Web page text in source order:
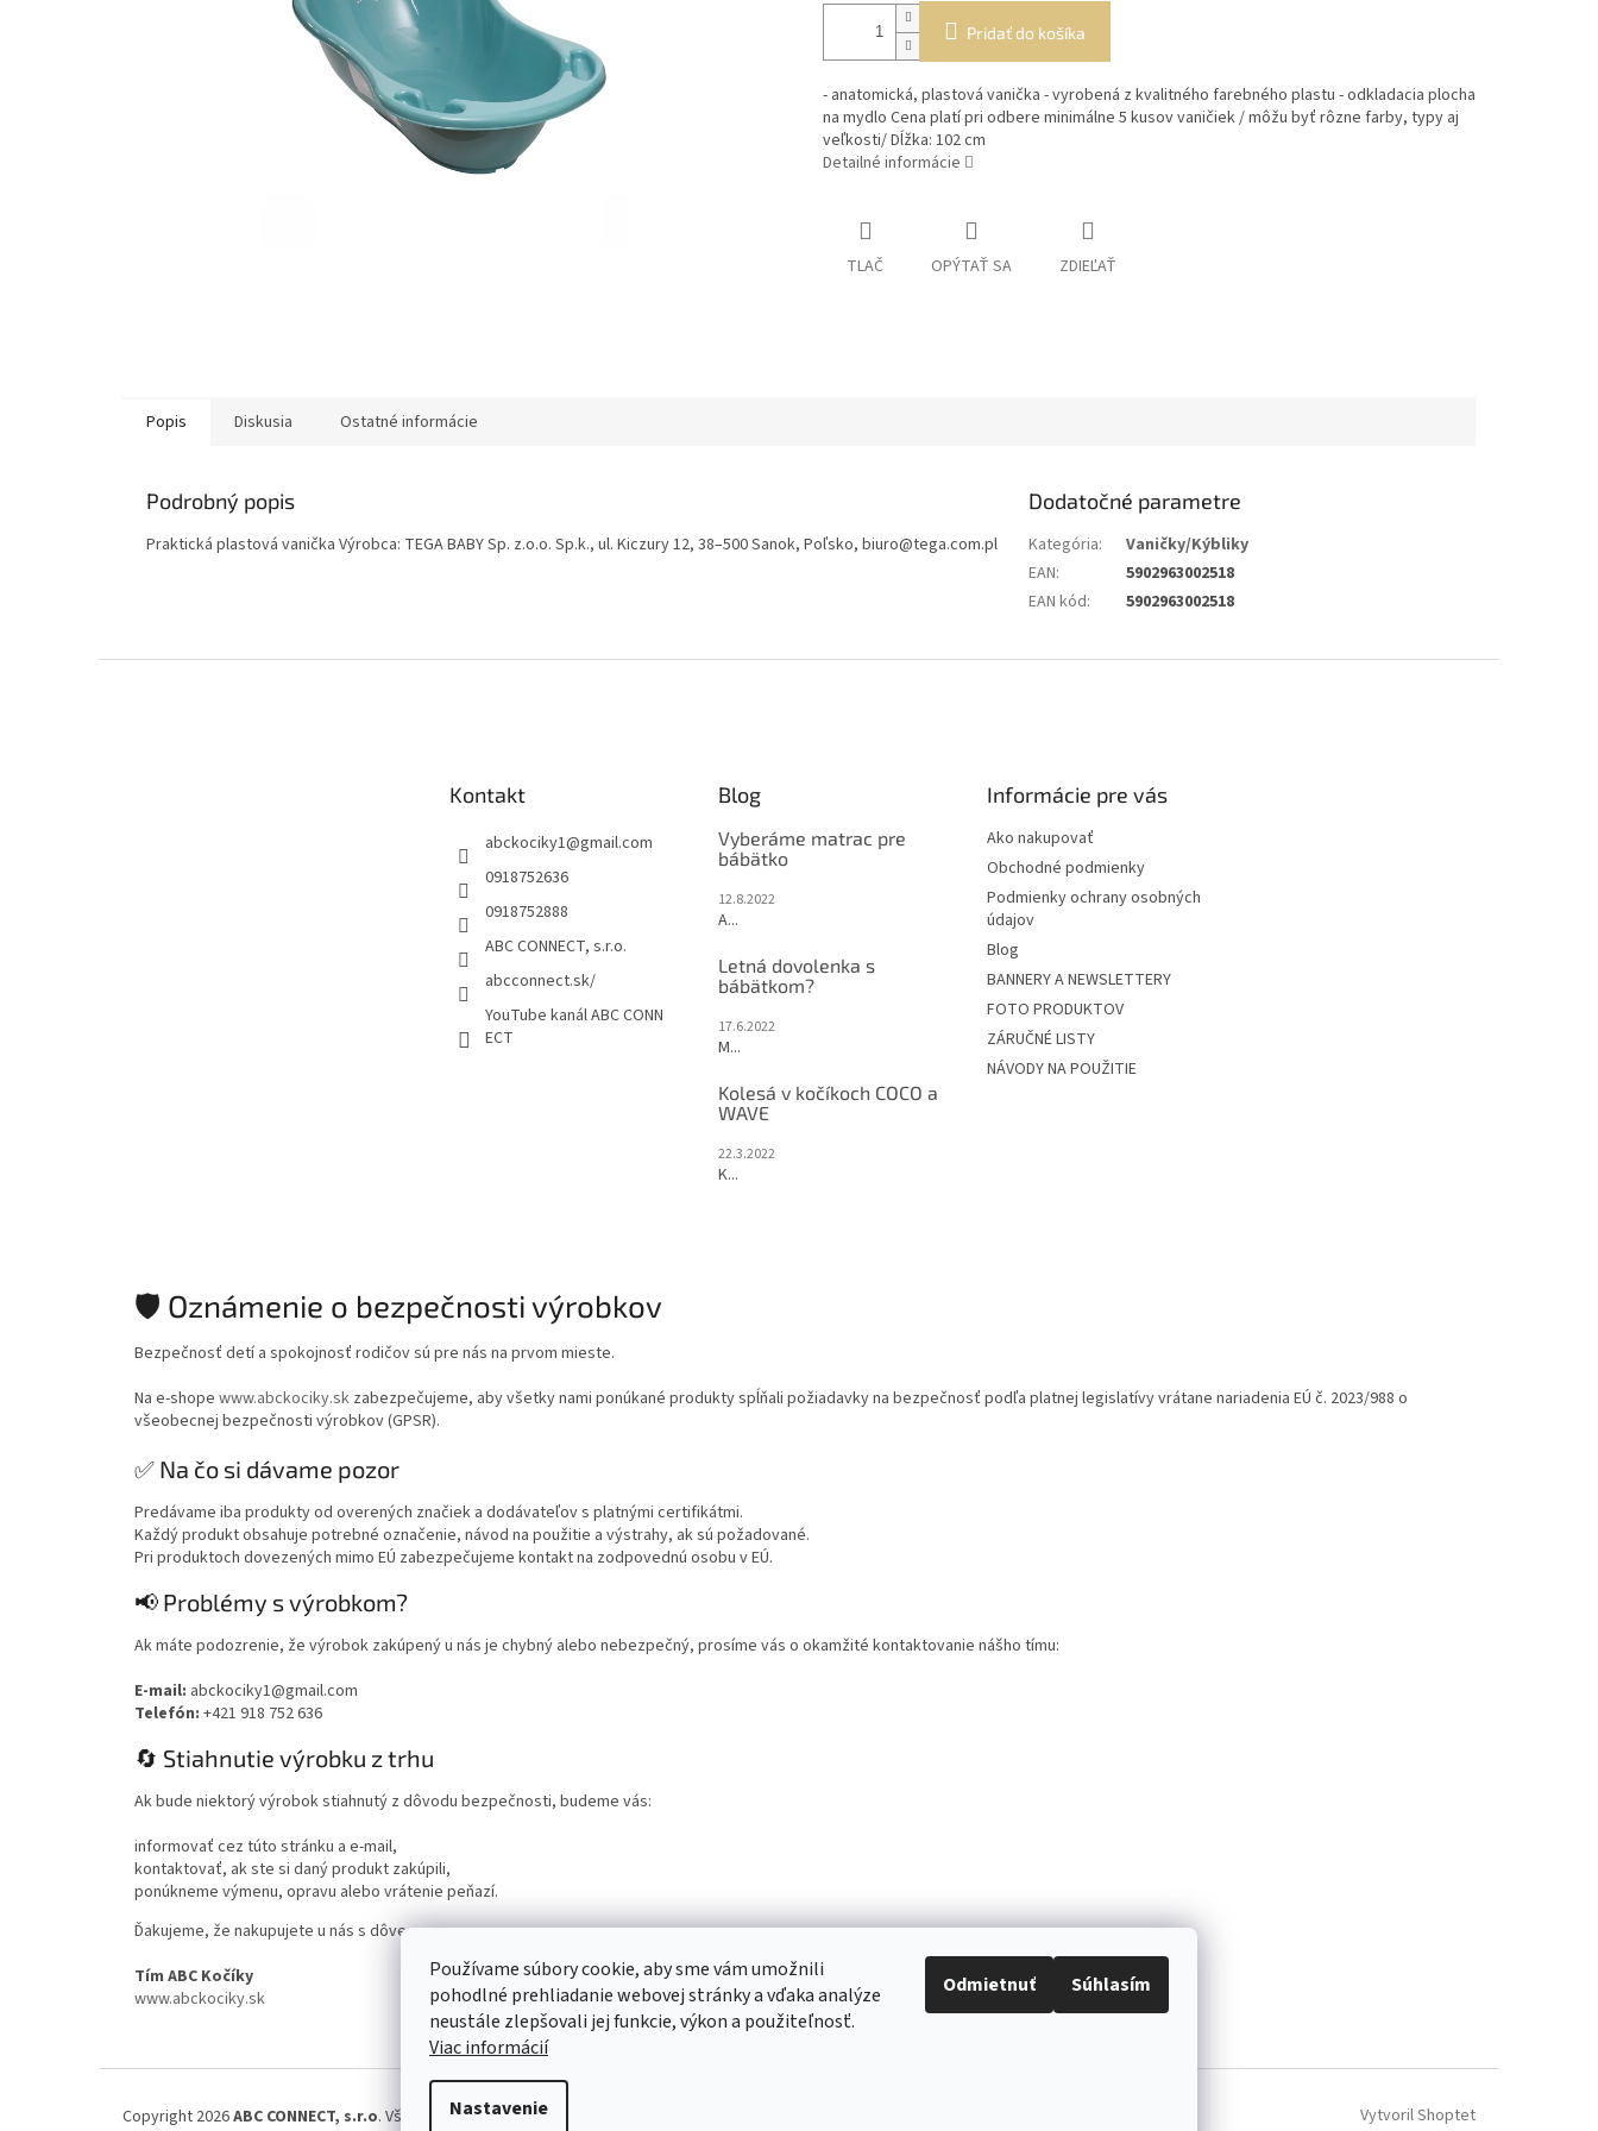
Používame súbory cookie, aby sme vám umožnili
pohodlné prehliadanie webovej stránky a vďaka analýze
neustále zlepšovali jej funkcie, výkon a použiteľnosť.
Viac informácií
Nastavenie
Odmietnuť Súhlasím
Pridať do košíka
- anatomická, plastová vanička - vyrobená z kvalitného farebného plastu - odkladacia plocha
na mydlo Cena platí pri odbere minimálne 5 kusov vaničiek / môžu byť rôzne farby, typy aj
veľkosti/ Dĺžka: 102 cm
Detailné informácie
TLAČ OPÝTAŤ SA ZDIEĽAŤ
Popis Diskusia Ostatné informácie
Podrobný popis
Praktická plastová vanička Výrobca: TEGA BABY Sp. z.o.o. Sp.k., ul. Kiczury 12, 38–500 Sanok, Poľsko, biuro@tega.com.pl
Dodatočné parametre
Kategória:
Vaničky/Kýbliky
EAN:
5902963002518
EAN kód: 5902963002518
Kontakt
abckociky1@gmail.com
0918752636
0918752888
ABC CONNECT, s.r.o.
abcconnect.sk/
YouTube kanál ABC CONN
ECT
Blog
Vyberáme matrac pre
bábätko
12.8.2022
A...
Letná dovolenka s
bábätkom?
17.6.2022
M...
Kolesá v kočíkoch COCO a
WAVE
22.3.2022
K...
Informácie pre vás
Ako nakupovať
Obchodné podmienky
Podmienky ochrany osobných
údajov
Blog
BANNERY A NEWSLETTERY
FOTO PRODUKTOV
ZÁRUČNÉ LISTY
NÁVODY NA POUŽITIE
🛡️ Oznámenie o bezpečnosti výrobkov
Bezpečnosť detí a spokojnosť rodičov sú pre nás na prvom mieste.
Na e-shope www.abckociky.sk zabezpečujeme, aby všetky nami ponúkané produkty spĺňali požiadavky na bezpečnosť podľa platnej legislatívy vrátane nariadenia EÚ č. 2023/988 o
všeobecnej bezpečnosti výrobkov (GPSR).
✅ Na čo si dávame pozor
Predávame iba produkty od overených značiek a dodávateľov s platnými certifikátmi.
Každý produkt obsahuje potrebné označenie, návod na použitie a výstrahy, ak sú požadované.
Pri produktoch dovezených mimo EÚ zabezpečujeme kontakt na zodpovednú osobu v EÚ.
📢 Problémy s výrobkom?
Ak máte podozrenie, že výrobok zakúpený u nás je chybný alebo nebezpečný, prosíme vás o okamžité kontaktovanie nášho tímu:
E-mail: abckociky1@gmail.com
Telefón: +421 918 752 636
🔄 Stiahnutie výrobku z trhu
Ak bude niektorý výrobok stiahnutý z dôvodu bezpečnosti, budeme vás:
informovať cez túto stránku a e-mail,
kontaktovať, ak ste si daný produkt zakúpili,
ponúkneme výmenu, opravu alebo vrátenie peňazí.
Ďakujeme, že nakupujete u nás s dôverou.
Tím ABC Kočíky
www.abckociky.sk
Vytvoril Shoptet
Copyright 2026ABC CONNECT, s.r.o. Všetky práva vyhradené.